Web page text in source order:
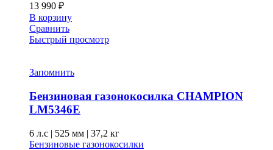
13 990 ₽
В корзину
Сравнить
Быстрый просмотр
Запомнить
Бензиновая газонокосилка CHAMPION
LM5346E
6 л.с | 525 мм | 37,2 кг
Бензиновые газонокосилки